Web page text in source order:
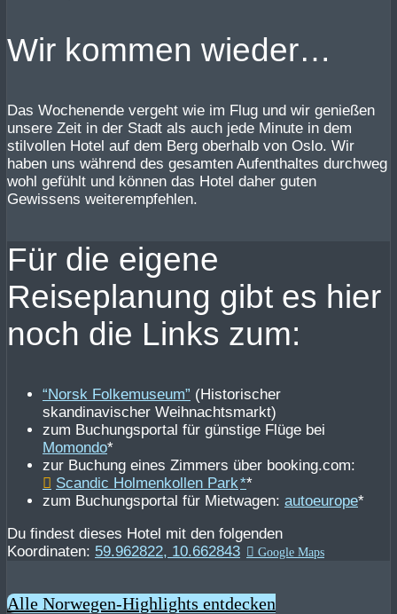
Wir kommen wieder…
Das Wochenende vergeht wie im Flug und wir genießen
unsere Zeit in der Stadt als auch jede Minute in dem
stilvollen Hotel auf dem Berg oberhalb von Oslo. Wir
haben uns während des gesamten Aufenthaltes durchweg
wohl gefühlt und können das Hotel daher guten
Gewissens weiterempfehlen.
Für die eigene
Reiseplanung gibt es hier
noch die Links zum:
“Norsk Folkemuseum” (Historischer
skandinavischer Weihnachtsmarkt)
zum Buchungsportal für günstige Flüge bei
Momondo*
zur Buchung eines Zimmers über booking.com:
Scandic Holmenkollen Park *
zum Buchungsportal für Mietwagen: autoeurope*
Du findest dieses Hotel mit den folgenden
Koordinaten: 59.962822, 10.662843
Alle Norwegen-Highlights entdecken